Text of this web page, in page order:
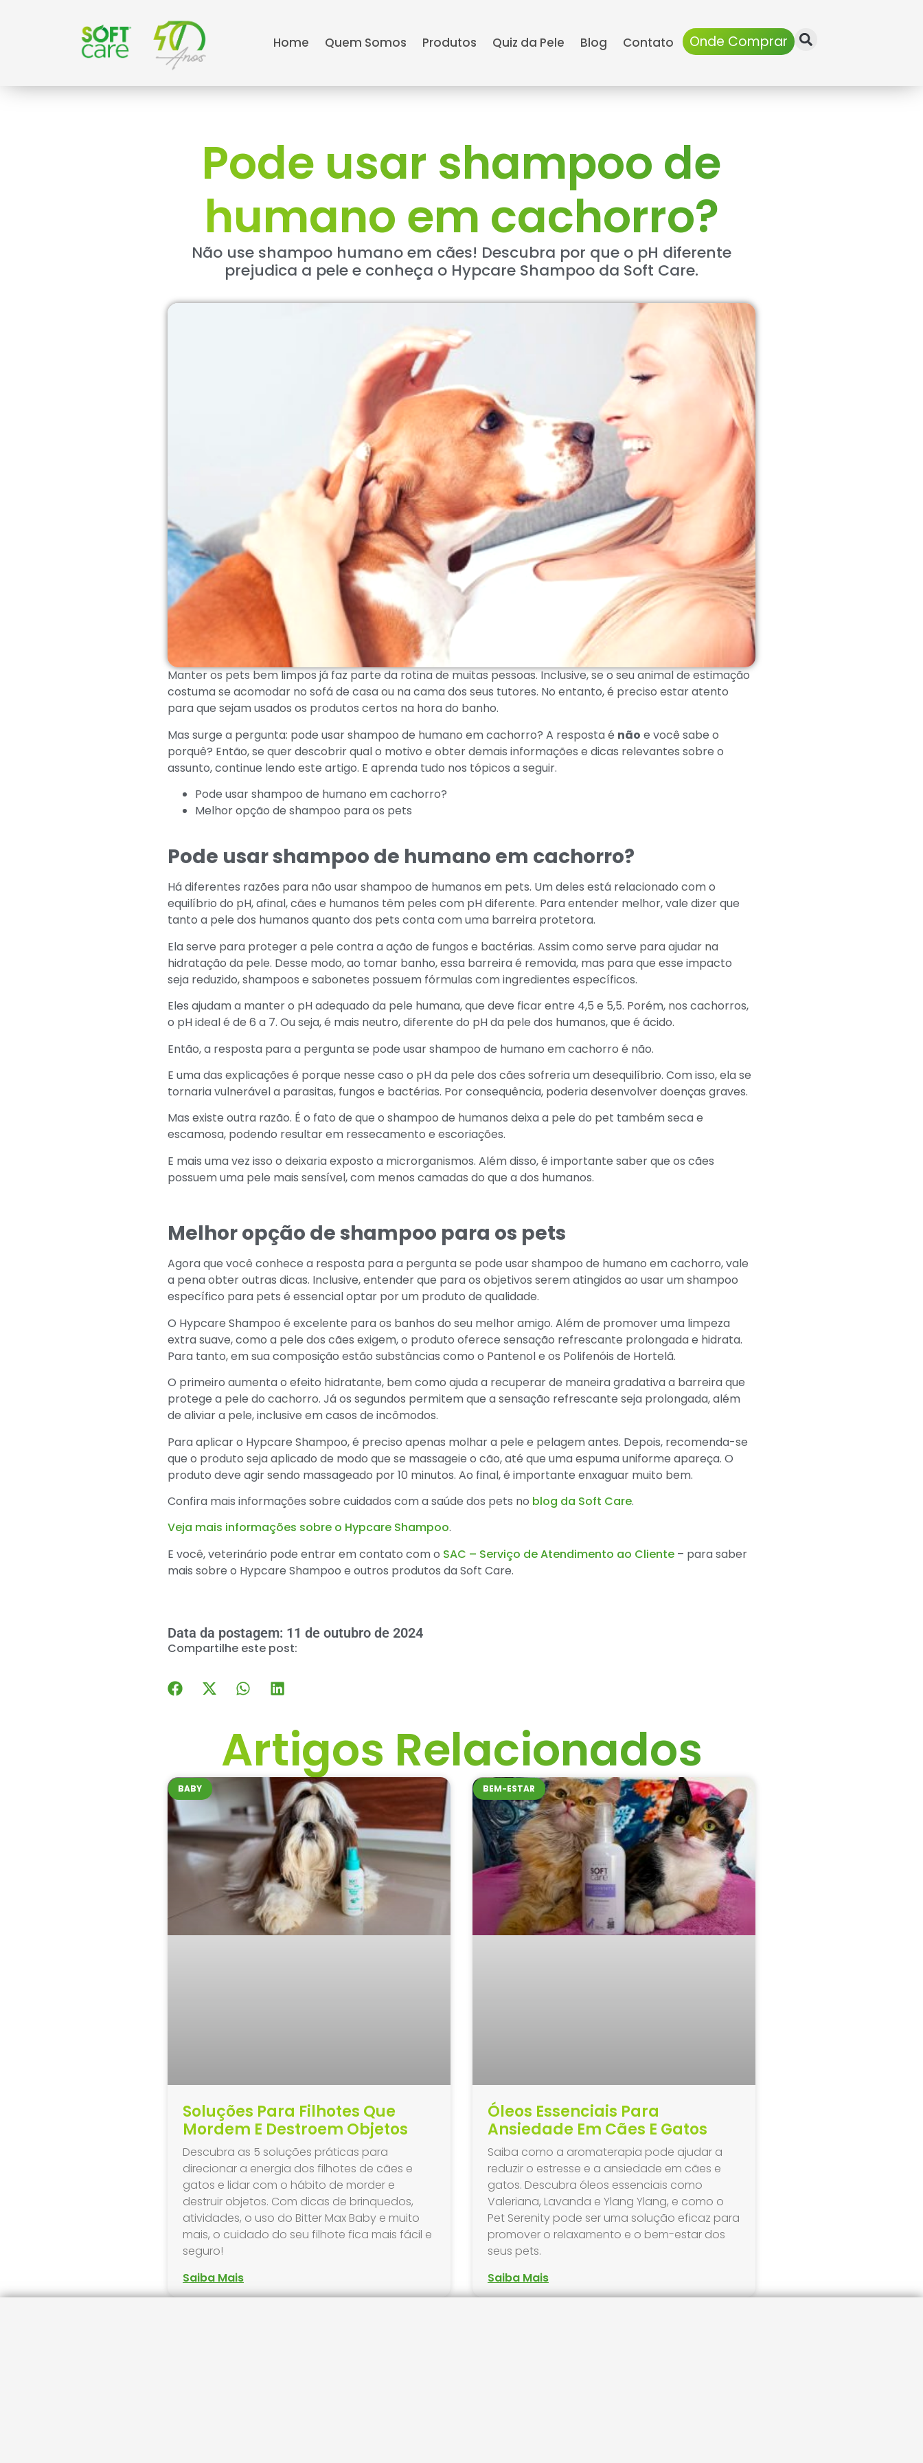
Home Quem Somos Produtos Quiz da Pele Blog Contato Onde Comprar
Pode usar shampoo de
humano em cachorro?
Não use shampoo humano em cães! Descubra por que o pH diferente
prejudica a pele e conheça o Hypcare Shampoo da Soft Care.
Manter os pets bem limpos já faz parte da rotina de muitas pessoas. Inclusive, se o seu animal de estimação
costuma se acomodar no sofá de casa ou na cama dos seus tutores. No entanto, é preciso estar atento
para que sejam usados os produtos certos na hora do banho.
Mas surge a pergunta: pode usar shampoo de humano em cachorro? A resposta é não e você sabe o
porquê? Então, se quer descobrir qual o motivo e obter demais informações e dicas relevantes sobre o
assunto, continue lendo este artigo. E aprenda tudo nos tópicos a seguir.
Pode usar shampoo de humano em cachorro?
Melhor opção de shampoo para os pets
Pode usar shampoo de humano em cachorro?
Há diferentes razões para não usar shampoo de humanos em pets. Um deles está relacionado com o
equilíbrio do pH, afinal, cães e humanos têm peles com pH diferente. Para entender melhor, vale dizer que
tanto a pele dos humanos quanto dos pets conta com uma barreira protetora.
Ela serve para proteger a pele contra a ação de fungos e bactérias. Assim como serve para ajudar na
hidratação da pele. Desse modo, ao tomar banho, essa barreira é removida, mas para que esse impacto
seja reduzido, shampoos e sabonetes possuem fórmulas com ingredientes específicos.
Eles ajudam a manter o pH adequado da pele humana, que deve ficar entre 4,5 e 5,5. Porém, nos cachorros,
o pH ideal é de 6 a 7. Ou seja, é mais neutro, diferente do pH da pele dos humanos, que é ácido.
Então, a resposta para a pergunta se pode usar shampoo de humano em cachorro é não.
E uma das explicações é porque nesse caso o pH da pele dos cães sofreria um desequilíbrio. Com isso, ela se
tornaria vulnerável a parasitas, fungos e bactérias. Por consequência, poderia desenvolver doenças graves.
Mas existe outra razão. É o fato de que o shampoo de humanos deixa a pele do pet também seca e
escamosa, podendo resultar em ressecamento e escoriações.
E mais uma vez isso o deixaria exposto a microrganismos. Além disso, é importante saber que os cães
possuem uma pele mais sensível, com menos camadas do que a dos humanos.
Melhor opção de shampoo para os pets
Agora que você conhece a resposta para a pergunta se pode usar shampoo de humano em cachorro, vale
a pena obter outras dicas. Inclusive, entender que para os objetivos serem atingidos ao usar um shampoo
específico para pets é essencial optar por um produto de qualidade.
O Hypcare Shampoo é excelente para os banhos do seu melhor amigo. Além de promover uma limpeza
extra suave, como a pele dos cães exigem, o produto oferece sensação refrescante prolongada e hidrata.
Para tanto, em sua composição estão substâncias como o Pantenol e os Polifenóis de Hortelã.
O primeiro aumenta o efeito hidratante, bem como ajuda a recuperar de maneira gradativa a barreira que
protege a pele do cachorro. Já os segundos permitem que a sensação refrescante seja prolongada, além
de aliviar a pele, inclusive em casos de incômodos.
Para aplicar o Hypcare Shampoo, é preciso apenas molhar a pele e pelagem antes. Depois, recomenda-se
que o produto seja aplicado de modo que se massageie o cão, até que uma espuma uniforme apareça. O
produto deve agir sendo massageado por 10 minutos. Ao final, é importante enxaguar muito bem.
Confira mais informações sobre cuidados com a saúde dos pets no blog da Soft Care.
Veja mais informações sobre o Hypcare Shampoo.
E você, veterinário pode entrar em contato com o SAC – Serviço de Atendimento ao Cliente – para saber
mais sobre o Hypcare Shampoo e outros produtos da Soft Care.
Data da postagem: 11 de outubro de 2024
Compartilhe este post:
Artigos Relacionados
BABY
Soluções Para Filhotes Que
Mordem E Destroem Objetos
Descubra as 5 soluções práticas para
direcionar a energia dos filhotes de cães e
gatos e lidar com o hábito de morder e
destruir objetos. Com dicas de brinquedos,
atividades, o uso do Bitter Max Baby e muito
mais, o cuidado do seu filhote fica mais fácil e
seguro!
Saiba Mais
BEM-ESTAR
Óleos Essenciais Para
Ansiedade Em Cães E Gatos
Saiba como a aromaterapia pode ajudar a
reduzir o estresse e a ansiedade em cães e
gatos. Descubra óleos essenciais como
Valeriana, Lavanda e Ylang Ylang, e como o
Pet Serenity pode ser uma solução eficaz para
promover o relaxamento e o bem-estar dos
seus pets.
Saiba Mais